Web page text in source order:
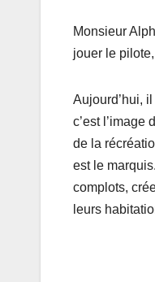
Monsieur
jouer le
Aujourd’hui,
c’est l’image
de la
est le
complots,
leurs